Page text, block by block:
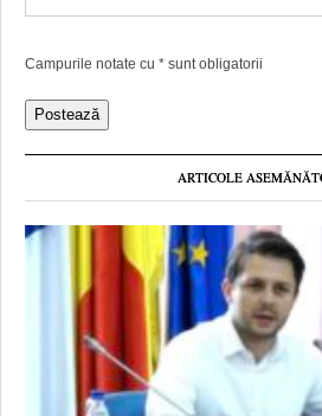
Campurile notate cu * sunt obligatorii
ARTICOLE